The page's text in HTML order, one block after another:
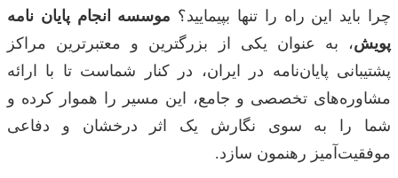
چرا باید این راه را تنها بپیمایید؟ موسسه انجام پایان نامه
پویش، به عنوان یکی از بزرگترین و معتبرترین مراکز
پشتیبانی پایان‌نامه در ایران، در کنار شماست تا با ارائه
مشاوره‌های تخصصی و جامع، این مسیر را هموار کرده و
شما را به سوی نگارش یک اثر درخشان و دفاعی
موفقیت‌آمیز رهنمون سازد.